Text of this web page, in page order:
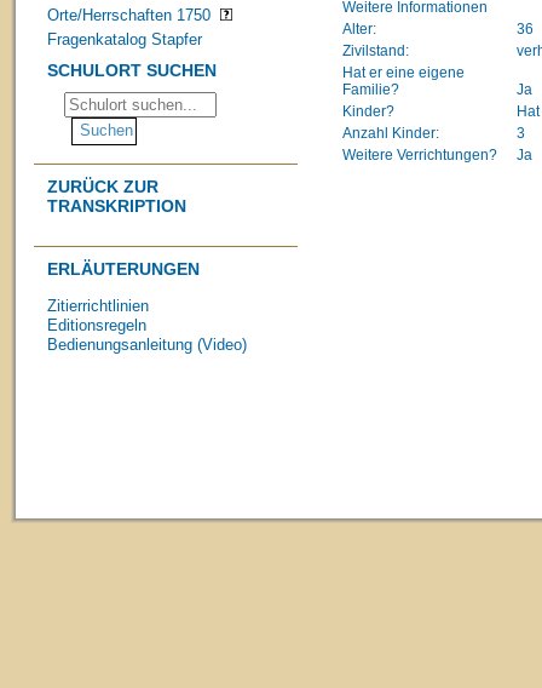
Orte/Herrschaften 1750
Fragenkatalog Stapfer
SCHULORT SUCHEN
ZURÜCK ZUR
TRANSKRIPTION
ERLÄUTERUNGEN
Zitierrichtlinien
Editionsregeln
Bedienungsanleitung (Video)
Weitere Informationen
Alter:
36
Zivilstand:
Hat er eine eigene
Familie?
Ja
Kinder?
Anzahl Kinder:
3
Weitere Verrichtungen?
Ja